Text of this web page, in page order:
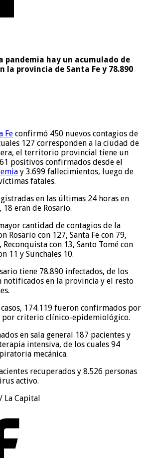
pandemia hay un acumulado de
la provincia de Santa Fe y 78.890
Fe confirmó 450 nuevos contagios de
127 corresponden a la ciudad de
el territorio provincial tiene un
positivos confirmados desde el
y 3.699 fallecimientos, luego de
fatales.
en las últimas 24 horas en
eran de Rosario.
cantidad de contagios de la
Rosario con 127, Santa Fe con 79,
con 13, Santo Tomé con
11 y Sunchales 10.
tiene 78.890 infectados, de los
notificados en la provincia y el resto
174.119 fueron confirmados por
por criterio clínico-epidemiológico.
en sala general 187 pacientes y
intensiva, de los cuales 94
mecánica.
recuperados y 8.526 personas
activo.
Capital